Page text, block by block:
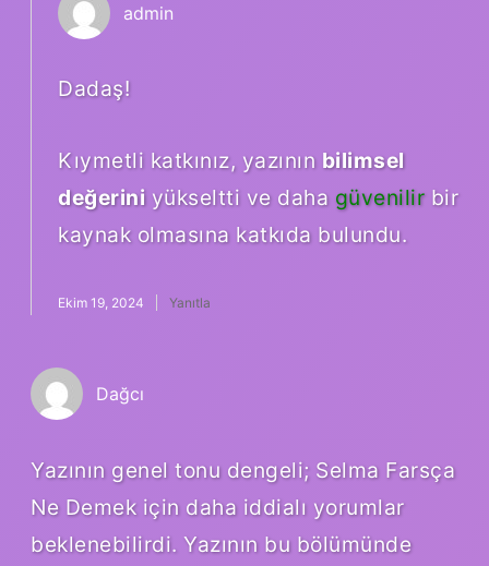
admin
Dadaş!
Kıymetli katkınız, yazının bilimsel
değeriniyükseltti ve daha güvenilir bir
kaynak olmasına katkıda bulundu.
Ekim 19, 2024 Yanıtla
Dağcı
Yazının genel tonu dengeli; Selma Farsça
Ne Demek için daha iddialı yorumlar
beklenebilirdi. Yazının bu bölümünde